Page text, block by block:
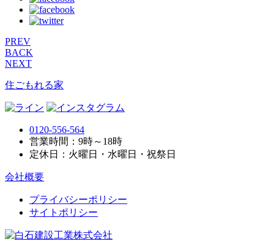
PREV
BACK
NEXT
住ごもれる家
0120-556-564
営業時間：9時～18時
定休日：火曜日・水曜日・祝祭日
会社概要
プライバシーポリシー
サイトポリシー